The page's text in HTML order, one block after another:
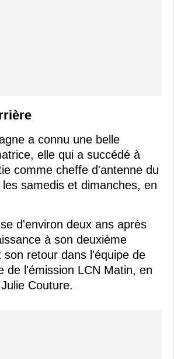
a connu une belle
elle qui a succédé à
comme cheffe d'antenne du
samedis et dimanches, en
d'environ deux ans après
à son deuxième
son retour dans l'équipe de
de l'émission LCN Matin, en
Couture.